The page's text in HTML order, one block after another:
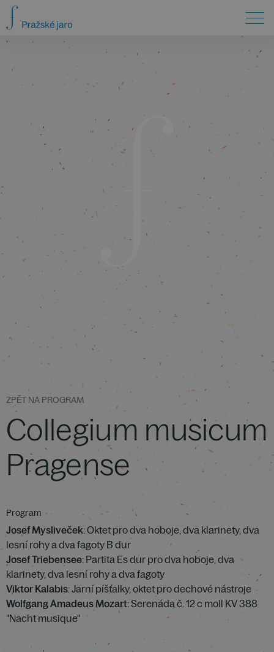
ZPĚT NA PROGRAM
Collegium musicum
Pragense
Program
Josef Mysliveček: Oktet pro dva hoboje, dva klarinety, dva
lesní rohy a dva fagoty B dur
Josef Triebensee: Partita Es dur pro dva hoboje, dva
klarinety, dva lesní rohy a dva fagoty
Viktor Kalabis: Jarní píšťalky, oktet pro dechové nástroje
Wolfgang Amadeus Mozart: Serenáda č. 12 c moll KV 388
"Nacht musique"